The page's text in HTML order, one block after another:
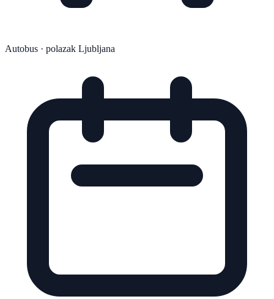
Autobus · polazak Ljubljana